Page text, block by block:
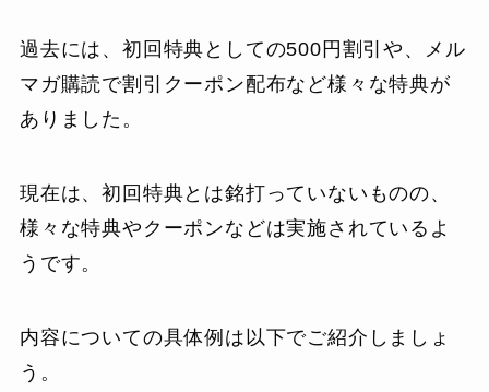
過去には、初回特典としての500円割引や、メル
マガ購読で割引クーポン配布など様々な特典が
ありました。
現在は、初回特典とは銘打っていないものの、
様々な特典やクーポンなどは実施されているよ
うです。
内容についての具体例は以下でご紹介しましょ
う。